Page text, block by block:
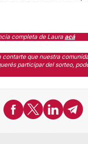
completa de Laura acá
contarte que nuestra
participar del sorteo,